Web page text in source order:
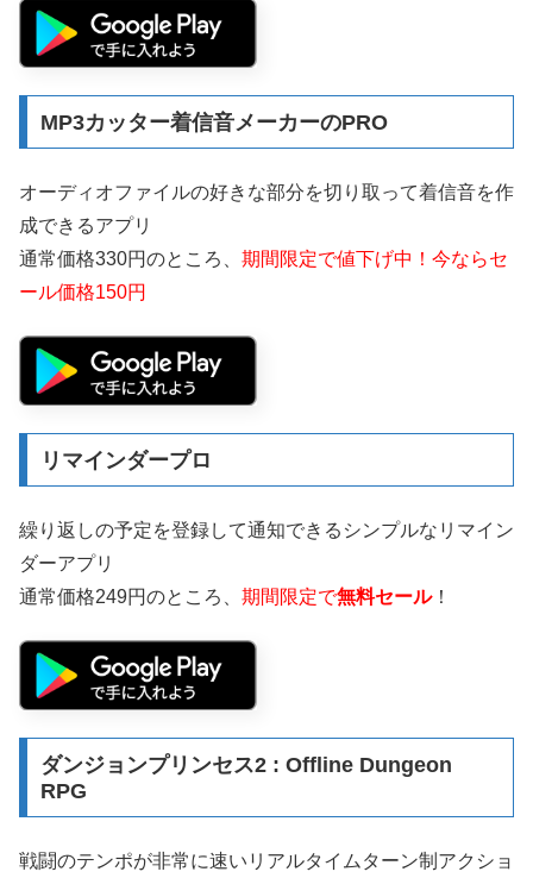
MP3カッター着信音メーカーのPRO
オーディオファイルの好きな部分を切り取って着信音を作
成できるアプリ
通常価格330円のところ、 期間限定で値下げ中！今ならセ
ール価格150円
リマインダープロ
繰り返しの予定を登録して通知できるシンプルなリマイン
ダーアプリ
通常価格249円のところ、 期間限定で無料セール！
ダンジョンプリンセス2 : Offline Dungeon
RPG
戦闘のテンポが非常に速いリアルタイムターン制アクショ